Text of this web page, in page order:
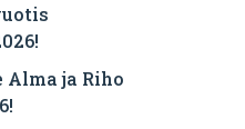
ja Riho